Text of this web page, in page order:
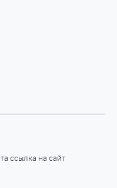
ссылка на сайт